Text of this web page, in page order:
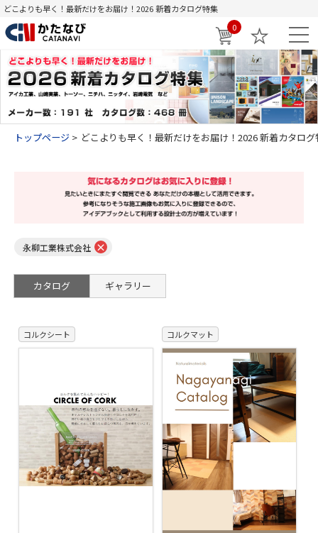
どこよりも早く！最新だけをお届け！2026 新着カタログ特集
0
トップページ どこよりも早く！最新だけをお届け！2026 新着カタログ
永柳工業株式会社 ×
カタログ ギャラリー
コルクシート コルクマット